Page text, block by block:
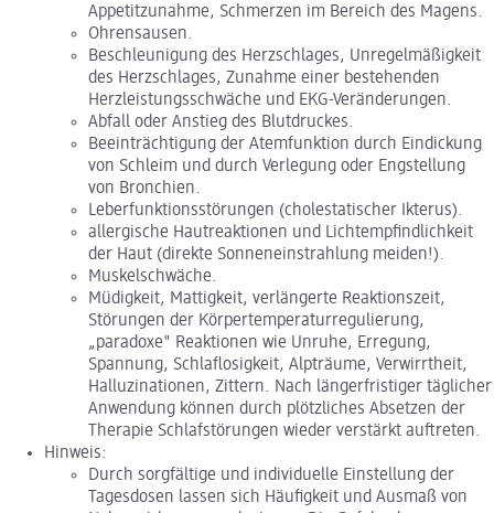
Appetitzunahme, Schmerzen im Bereich des Magens.
Ohrensausen.
Beschleunigung des Herzschlages, Unregelmäßigkeit
des Herzschlages, Zunahme einer bestehenden
Herzleistungsschwäche und EKG-Veränderungen.
Abfall oder Anstieg des Blutdruckes.
Beeinträchtigung der Atemfunktion durch Eindickung
von Schleim und durch Verlegung oder Engstellung
von Bronchien.
Leberfunktionsstörungen (cholestatischer Ikterus).
allergische Hautreaktionen und Lichtempfindlichkeit
der Haut (direkte Sonneneinstrahlung meiden!).
Muskelschwäche.
Müdigkeit, Mattigkeit, verlängerte Reaktionszeit,
Störungen der Körpertemperaturregulierung,
„paradoxe" Reaktionen wie Unruhe, Erregung,
Spannung, Schlaflosigkeit, Alpträume, Verwirrtheit,
Halluzinationen, Zittern. Nach längerfristiger täglicher
Anwendung können durch plötzliches Absetzen der
Therapie Schlafstörungen wieder verstärkt auftreten.
Hinweis:
Durch sorgfältige und individuelle Einstellung der
Tagesdosen lassen sich Häufigkeit und Ausmaß von